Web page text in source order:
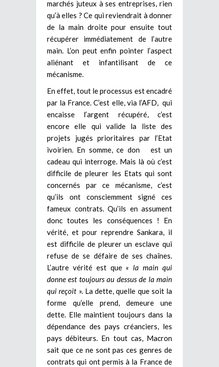
marchés juteux à ses entreprises, rien
qu’à elles ? Ce qui reviendrait à donner
de la main droite pour ensuite tout
récupérer immédiatement de l’autre
main. L’on peut enfin pointer l’aspect
aliénant et infantilisant de ce
mécanisme.
En effet, tout le processus est encadré
par la France. C’est elle, via l’AFD, qui
encaisse l’argent récupéré, c’est
encore elle qui valide la liste des
projets jugés prioritaires par l’Etat
ivoirien. En somme, ce don est un
cadeau qui interroge. Mais là où c’est
difficile de pleurer les Etats qui sont
concernés par ce mécanisme, c’est
qu’ils ont consciemment signé ces
fameux contrats. Qu’ils en assument
donc toutes les conséquences ! En
vérité, et pour reprendre Sankara, il
est difficile de pleurer un esclave qui
refuse de se défaire de ses chaînes.
L’autre vérité est que « la main qui
donne est toujours au dessus de la main
qui reçoit». La dette, quelle que soit la
forme qu’elle prend, demeure une
dette. Elle maintient toujours dans la
dépendance des pays créanciers, les
pays débiteurs. En tout cas, Macron
sait que ce ne sont pas ces genres de
contrats qui ont permis à la France de